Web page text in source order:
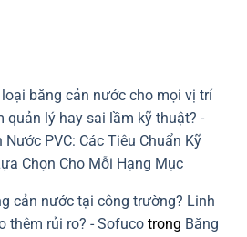
băng cản nước cho mọi vị trí
quản lý hay sai lầm kỹ thuật? -
Nước PVC: Các Tiêu Chuẩn Kỹ
Chọn Cho Mỗi Hạng Mục
cản nước tại công trường? Linh
thêm rủi ro? - Sofuco trong Băng